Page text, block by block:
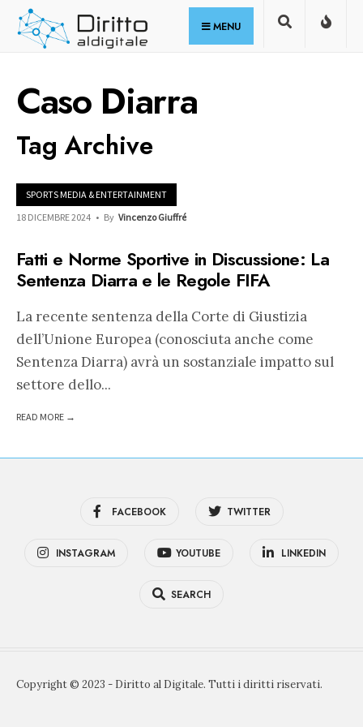
Skip
MENU
Caso Diarra
Tag Archive
SPORTS MEDIA & ENTERTAINMENT
18 DICEMBRE 2024 • By Vincenzo Giuffré
Fatti e Norme Sportive in Discussione: La
Sentenza Diarra e le Regole FIFA
La recente sentenza della Corte di Giustizia
dell’Unione Europea (conosciuta anche come
Sentenza Diarra) avrà un sostanziale impatto sul
settore dello...
READ MORE →
FACEBOOK TWITTER
INSTAGRAM YOUTUBE LINKEDIN
SEARCH
Copyright © 2023 - Diritto al Digitale. Tutti i diritti riservati.